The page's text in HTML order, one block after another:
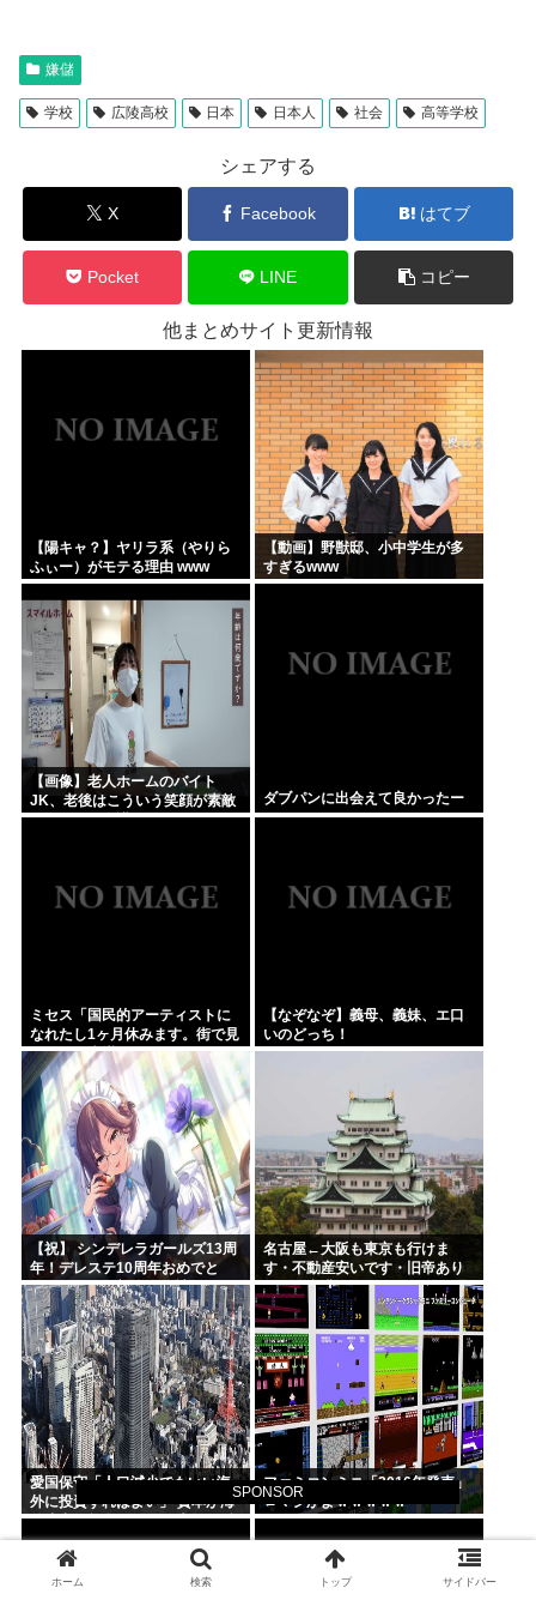
SPONSOR
嫌儲
学校 広陵高校 日本 日本人 社会 高等学校
シェアする
X Facebook はてブ
Pocket LINE コピー
他まとめサイト更新情報
【陽キャ？】ヤリラ系（やりら
ふぃー）がモテる理由 www
【動画】野獣邸、小中学生が多
すぎるwww
【画像】老人ホームのバイト
JK、老後はこういう笑顔が素敵
な女の子に介護されたいよな
ダブパンに出会えて良かったー
ミセス「国民的アーティストに
なれたし1ヶ月休みます。街で見
かけても声掛けないでね」
【なぞなぞ】義母、義妹、エ口
いのどっち！
【祝】 シンデレラガールズ13周
年！デレステ10周年おめでと
う！ガチャ更新SSR八神マキ
ノ・イベントSRイヴ、SR望月
聖！
名古屋←大阪も東京も行けま
す・不動産安いです・旧帝あり
ます・空港あります 不人気な理
由
愛国保守「人口減少でもいい海
外に投資すればよい」 資本が海
外流出し賃金もGDPも上がらず
海外が成長
ファミコンミニ「2016年発売」
←マジかよｗｗｗｗｗ
ホーム 検索 トップ サイドバー